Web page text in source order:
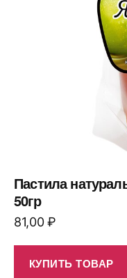
Пастила
50гр
81,00₽
КУПИТЬ ТОВАР